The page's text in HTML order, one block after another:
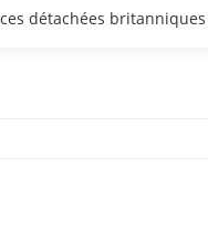
détachées britanniques